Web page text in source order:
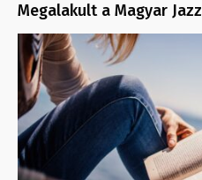
Megalakult a Magyar